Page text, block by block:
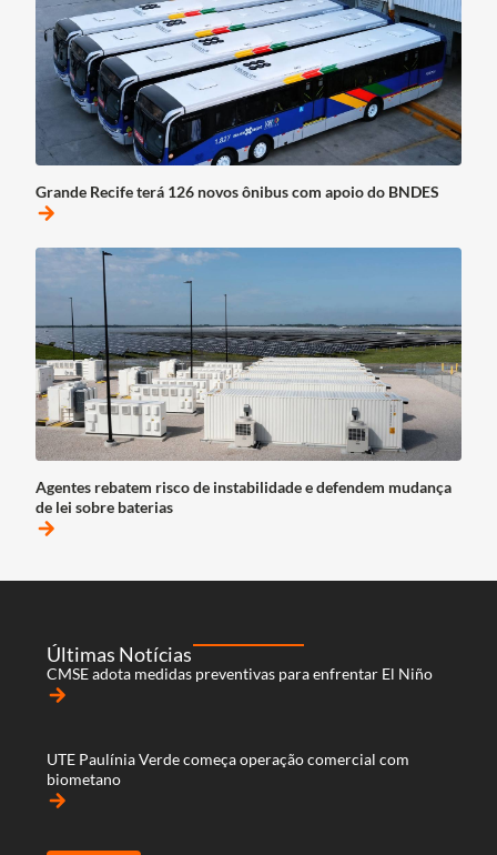
Grande Recife terá 126 novos ônibus com apoio do BNDES
arrow_forward
Agentes rebatem risco de instabilidade e defendem mudança
de lei sobre baterias
arrow_forward
Últimas Notícias
CMSE adota medidas preventivas para enfrentar El Niño
arrow_forward
UTE Paulínia Verde começa operação comercial com
biometano
arrow_forward